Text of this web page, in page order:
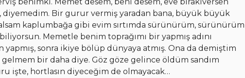
diyemedim. Bir gurur vermiş yaradan bana, büyük büyük
kaplumbağa gibi evim sırtımda sürünürüm, sürünürüm
Memetle benim toprağımı bir yapmış adını
sonra ikiye bölüp dünyaya atmış. Ona da demiştim
bir daha diye. Göz göze gelince öldüm sandım
işte, hortlasın diyeceğim de olmayacak…